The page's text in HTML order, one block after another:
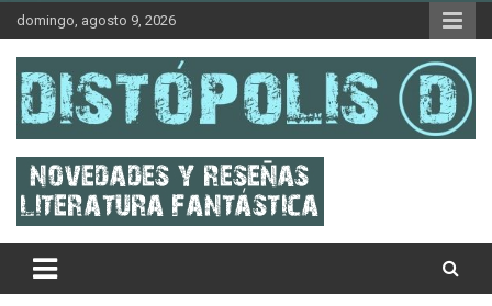
Skip
content
domingo, agosto 9, 2026
Distópolis